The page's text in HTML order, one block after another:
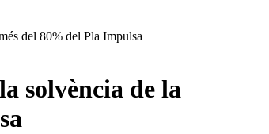
del 80% del Pla Impulsa
solvència de la